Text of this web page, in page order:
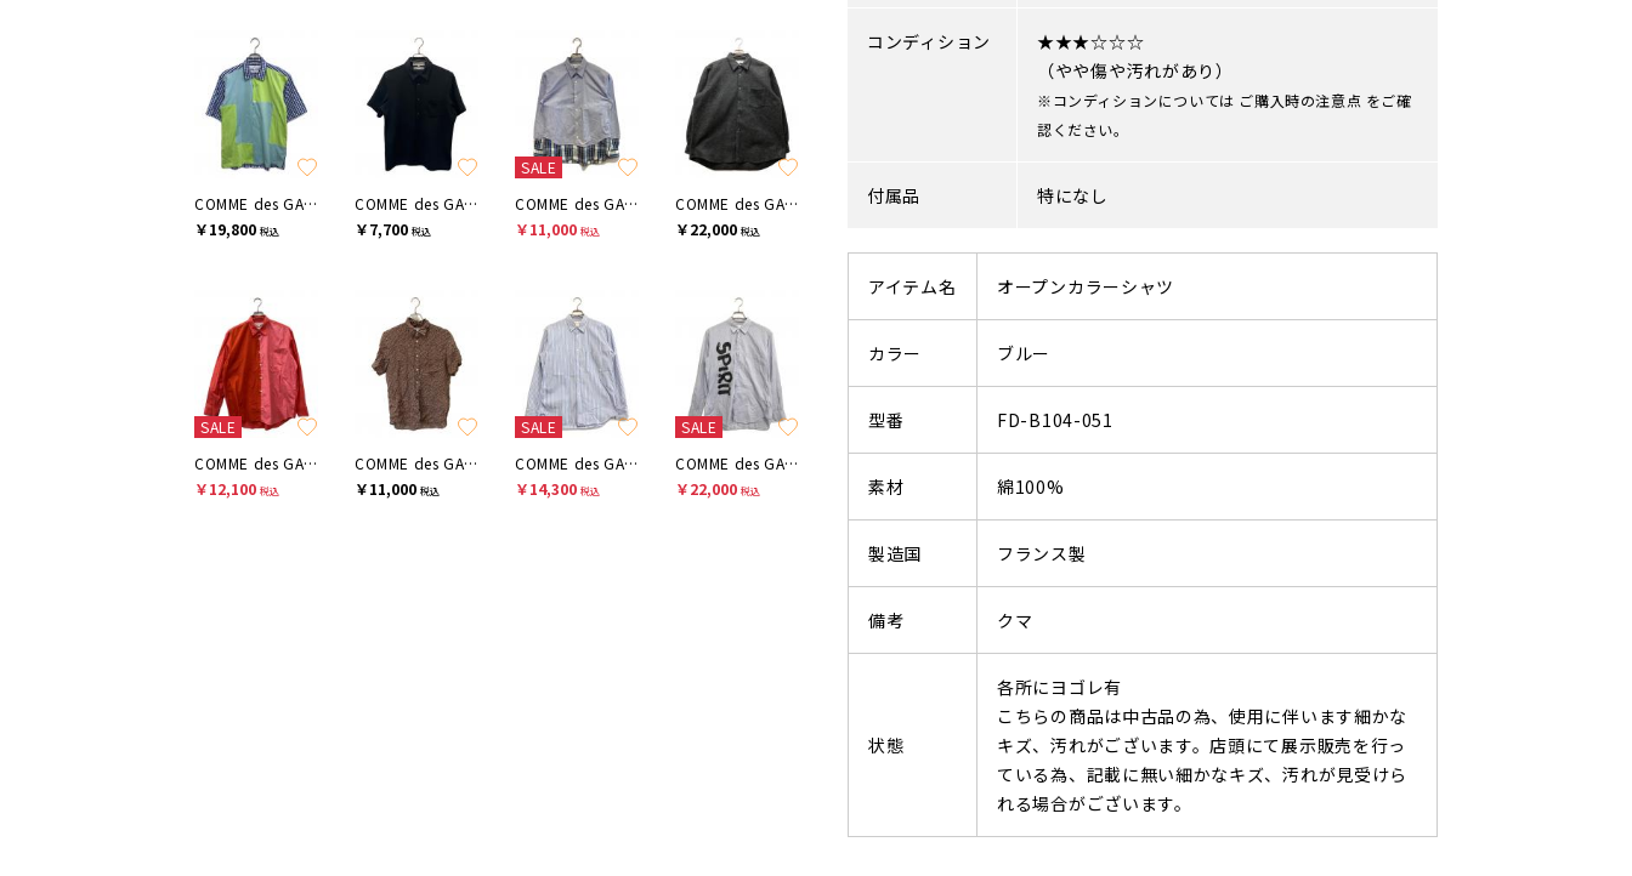
COMME des GARCONS SHIRT
￥19,800 税込
COMME des GARCONS SHIRT
￥7,700 税込
SALE
COMME des GARCONS SHIRT
￥11,000 税込
COMME des GARCONS SHIRT
￥22,000 税込
SALE
COMME des GARCONS SHIRT
￥12,100 税込
COMME des GARCONS SHIRT
￥11,000 税込
SALE
COMME des GARCONS SHIRT
￥14,300 税込
SALE
COMME des GARCONS SHIRT
￥22,000 税込
コンディション
★★★☆☆☆
（やや傷や汚れがあり）
※コンディションについては ご購入時の注意点 をご確
認ください。
付属品 特になし
アイテム名 オープンカラーシャツ
カラー ブルー
型番 FD-B104-051
素材 綿100%
製造国 フランス製
備考 クマ
状態
各所にヨゴレ有
こちらの商品は中古品の為、使用に伴います細かな
キズ、汚れがございます。店頭にて展示販売を行っ
ている為、記載に無い細かなキズ、汚れが見受けら
れる場合がございます。